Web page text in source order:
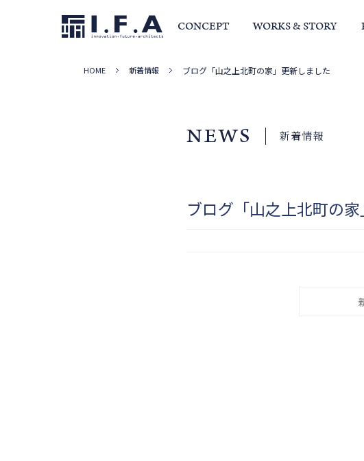
CONCEPT WORKS & STORY
事例集
サービス・家づくりの流れ 室長からの挨拶
HOME 新着情報 ブログ「山之上北町の家」更新しました
NEWS 新着情報
ブログ「山之上北町の